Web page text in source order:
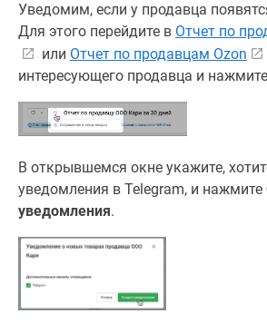
Уведомим, если у продавца
Для этого перейдите в Отчет по
или Отчет по продавцам Ozon
интересующего продавца и
В открывшемся окне укажите,
уведомления в Telegram, и нажмите
уведомления.